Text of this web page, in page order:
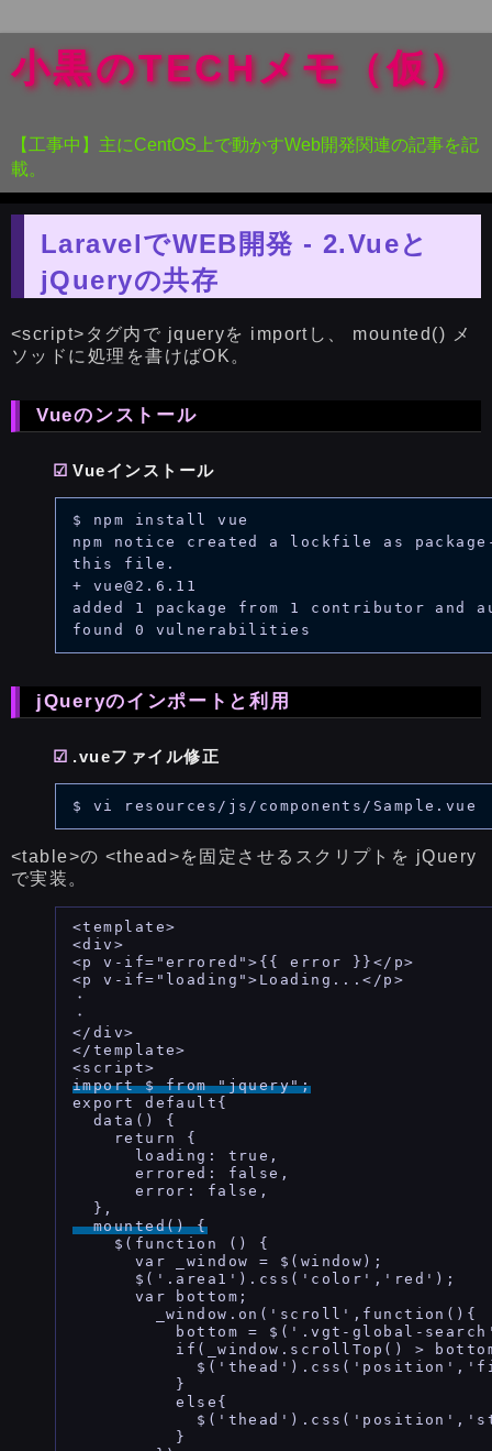
小黒のTECHメモ（仮）
【工事中】主にCentOS上で動かすWeb開発関連の記事を記
載。
LaravelでWEB開発 - 2.Vueと
jQueryの共存
<script>タグ内で jqueryを importし、 mounted() メ
ソッドに処理を書けばOK。
Vueのンストール
Vueインストール
$ npm install vue
npm notice created a lockfile as
this file.
+ vue@2.6.11
added 1 package from 1 contributor and
jQueryのインポートと利用
.vueファイル修正
<table>の <thead>を固定させるスクリプトを jQuery
で実装。
<template>
<div>
<p v-if="errored">{{ error }}</p>
<p v-if="loading">Loading...</p>
・
・
</div>
</template>
import $ from "jquery";
export default{
  data() {
    return {
      loading: true,
      errored: false,
      error: false,
  mounted() {
    $(function () {
      var _window = $(window);
      $('.area1').css('color','red');
      var bottom;
        _window.on('scroll',function(){
bottom = $('.vgt-global-
if(_window.scrollTop() >
          }
          else{
          }